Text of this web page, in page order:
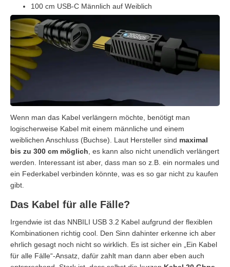
100 cm USB-C Männlich auf Weiblich
Wenn man das Kabel verlängern möchte, benötigt man
logischerweise Kabel mit einem männliche und einem
weiblichen Anschluss (Buchse). Laut Hersteller sind maximal
bis zu 300 cm möglich , es kann also nicht unendlich verlängert
werden. Interessant ist aber, dass man so z.B. ein normales und
ein Federkabel verbinden könnte, was es so gar nicht zu kaufen
gibt.
Das Kabel für alle Fälle?
Irgendwie ist das NNBILI USB 3.2 Kabel aufgrund der flexiblen
Kombinationen richtig cool. Den Sinn dahinter erkenne ich aber
ehrlich gesagt noch nicht so wirklich. Es ist sicher ein „Ein Kabel
für alle Fälle“-Ansatz, dafür zahlt man dann aber eben auch